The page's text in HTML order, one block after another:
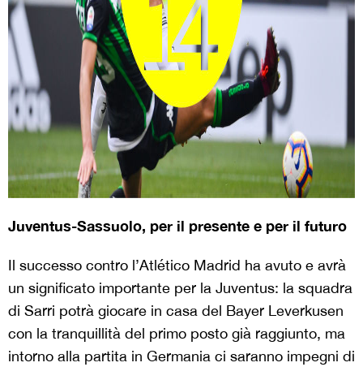
Juventus-Sassuolo, per il presente e per il futuro
Il successo contro l’Atlético Madrid ha avuto e avrà
un significato importante per la Juventus: la squadra
di Sarri potrà giocare in casa del Bayer Leverkusen
con la tranquillità del primo posto già raggiunto, ma
intorno alla partita in Germania ci saranno impegni di